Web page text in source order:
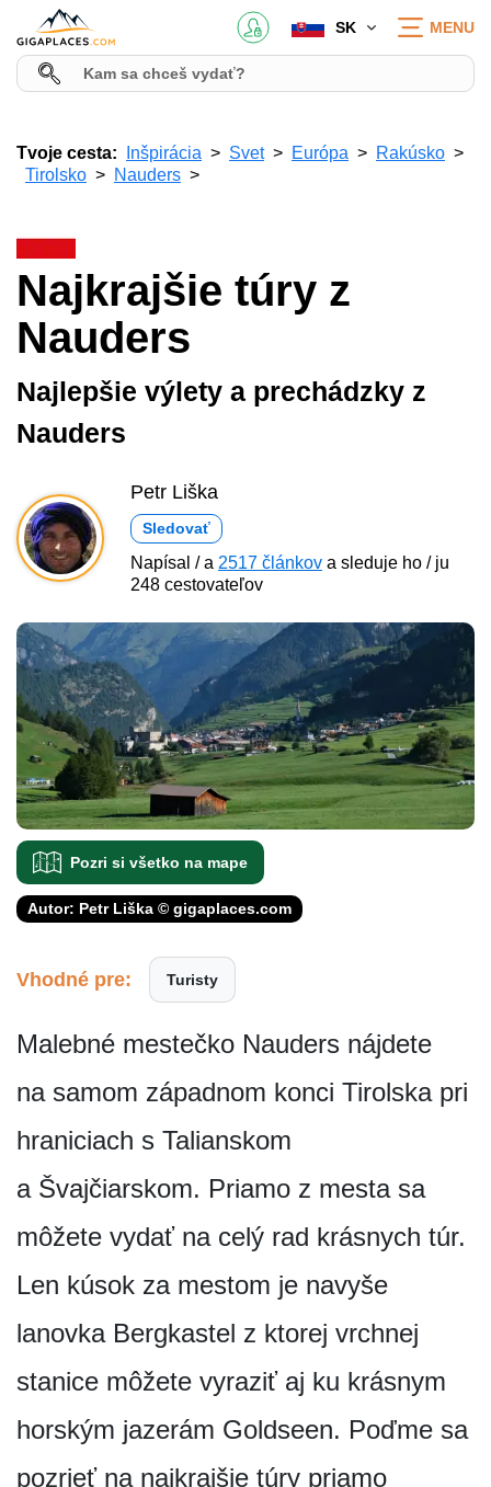
SK MENU
Tvoje cesta: Inšpirácia Svet Európa
Rakúsko
Tirolsko
Nauders
Najkrajšie túry z
Nauders
Najlepšie výlety a prechádzky z
Nauders
Petr Liška
Sledovať
Napísal / a 2517 článkov a sleduje ho / ju
248 cestovateľov
Pozri si všetko na mape
Autor: Petr Liška © gigaplaces.com
Vhodné pre: Turisty
Malebné mestečko Nauders nájdete
na samom západnom konci Tirolska pri
hraniciach s Talianskom
a Švajčiarskom. Priamo z mesta sa
môžete vydať na celý rad krásnych túr.
Len kúsok za mestom je navyše
lanovka Bergkastel z ktorej vrchnej
stanice môžete vyraziť aj ku krásnym
horským jazerám Goldseen. Poďme sa
pozrieť na najkrajšie túry priamo